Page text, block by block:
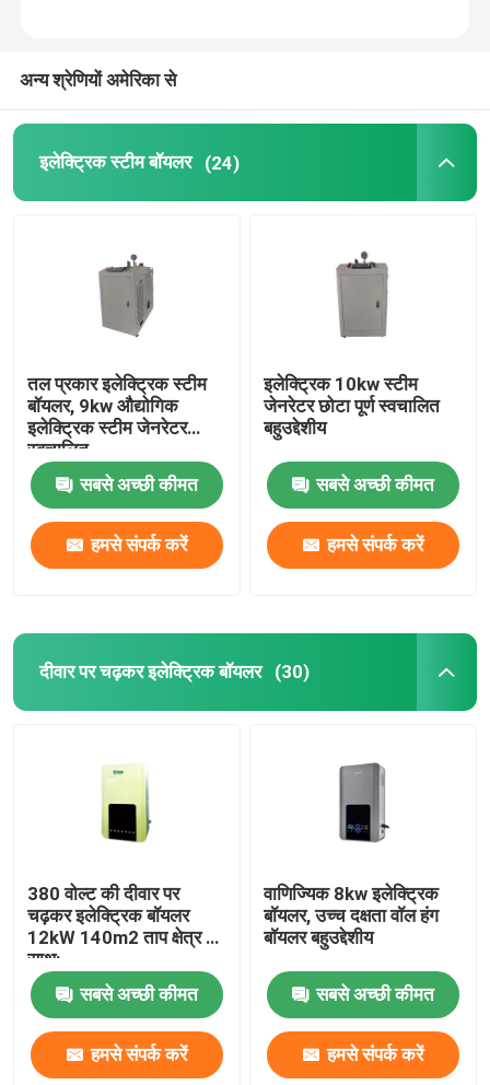
अन्य श्रेणियों अमेरिका से
इलेक्ट्रिक स्टीम बॉयलर (24)
तल प्रकार इलेक्ट्रिक स्टीम
बॉयलर, 9kw औद्योगिक
इलेक्ट्रिक स्टीम जेनरेटर
स्वचालित
सबसे अच्छी कीमत
हमसे संपर्क करें
इलेक्ट्रिक 10kw स्टीम
जेनरेटर छोटा पूर्ण स्वचालित
बहुउद्देशीय
सबसे अच्छी कीमत
हमसे संपर्क करें
दीवार पर चढ़कर इलेक्ट्रिक बॉयलर (30)
380 वोल्ट की दीवार पर
चढ़कर इलेक्ट्रिक बॉयलर
12kW 140m2 ताप क्षेत्र के
साथ:
सबसे अच्छी कीमत
हमसे संपर्क करें
वाणिज्यिक 8kw इलेक्ट्रिक
बॉयलर, उच्च दक्षता वॉल हंग
बॉयलर बहुउद्देशीय
सबसे अच्छी कीमत
हमसे संपर्क करें